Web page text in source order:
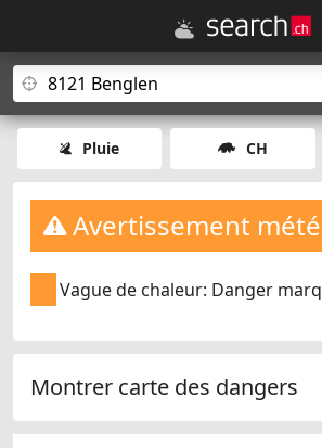
Pluie CH
Avertissement
Vague de chaleur: Danger
Montrer carte des dangers